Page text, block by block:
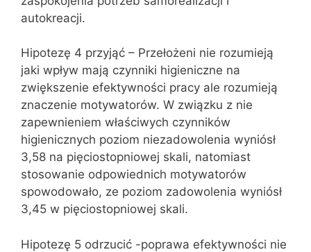
autokreacji.
Hipotezę 4 przyjąć – Przełożeni nie rozumieją
jaki wpływ mają czynniki higieniczne na
zwiększenie efektywności pracy ale rozumieją
znaczenie motywatorów. W związku z nie
zapewnieniem właściwych czynników
higienicznych poziom niezadowolenia wyniósł
3,58 na pięciostopniowej skali, natomiast
stosowanie odpowiednich motywatorów
spowodowało, ze poziom zadowolenia wyniósł
3,45 w pięciostopniowej skali.
Hipotezę 5 odrzucić -poprawa efektywności nie